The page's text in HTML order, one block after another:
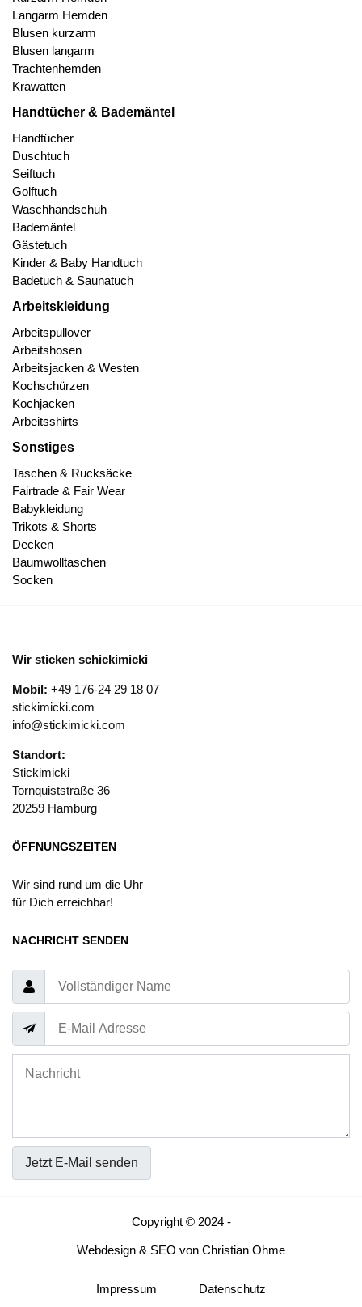
Langarm Hemden
Blusen kurzarm
Blusen langarm
Trachtenhemden
Krawatten
Handtücher & Bademäntel
Handtücher
Duschtuch
Seiftuch
Golftuch
Waschhandschuh
Bademäntel
Gästetuch
Kinder & Baby Handtuch
Badetuch & Saunatuch
Arbeitskleidung
Arbeitspullover
Arbeitshosen
Arbeitsjacken & Westen
Kochschürzen
Kochjacken
Arbeitsshirts
Sonstiges
Taschen & Rucksäcke
Fairtrade & Fair Wear
Babykleidung
Trikots & Shorts
Decken
Baumwolltaschen
Socken
Wir sticken schickimicki
Mobil: +49 176-24 29 18 07
stickimicki.com
info@stickimicki.com
Standort:
Stickimicki
Tornquiststraße 36
20259 Hamburg
ÖFFNUNGSZEITEN
Wir sind rund um die Uhr
für Dich erreichbar!
NACHRICHT SENDEN
Jetzt E-Mail senden
Copyright © 2024 -
Webdesign & SEO von Christian Ohme
Impressum Datenschutz